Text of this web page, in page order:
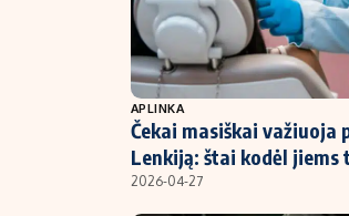
Ekonomika
Politika
NT ir statybos
APLINKA
Čekai masiškai važiuoja
Lenkiją: štai kodėl
2026-04-27